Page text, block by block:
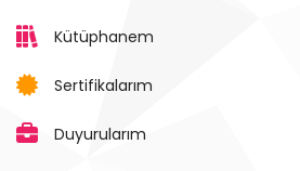
Kütüphanem
Sertifikalarım
Duyurularım